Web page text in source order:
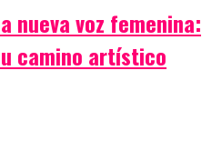
nueva voz femenina:
camino artístico